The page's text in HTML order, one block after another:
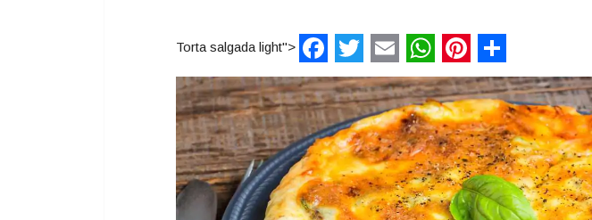
Torta salgada light">
Facebook
Twitter
EmailWhatsApp
Pinterest
Share